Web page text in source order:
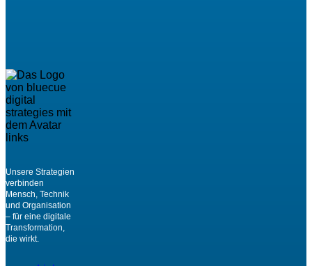
Unsere Strategien
verbinden
Mensch, Technik
und Organisation
– für eine digitale
Transformation,
die wirkt.